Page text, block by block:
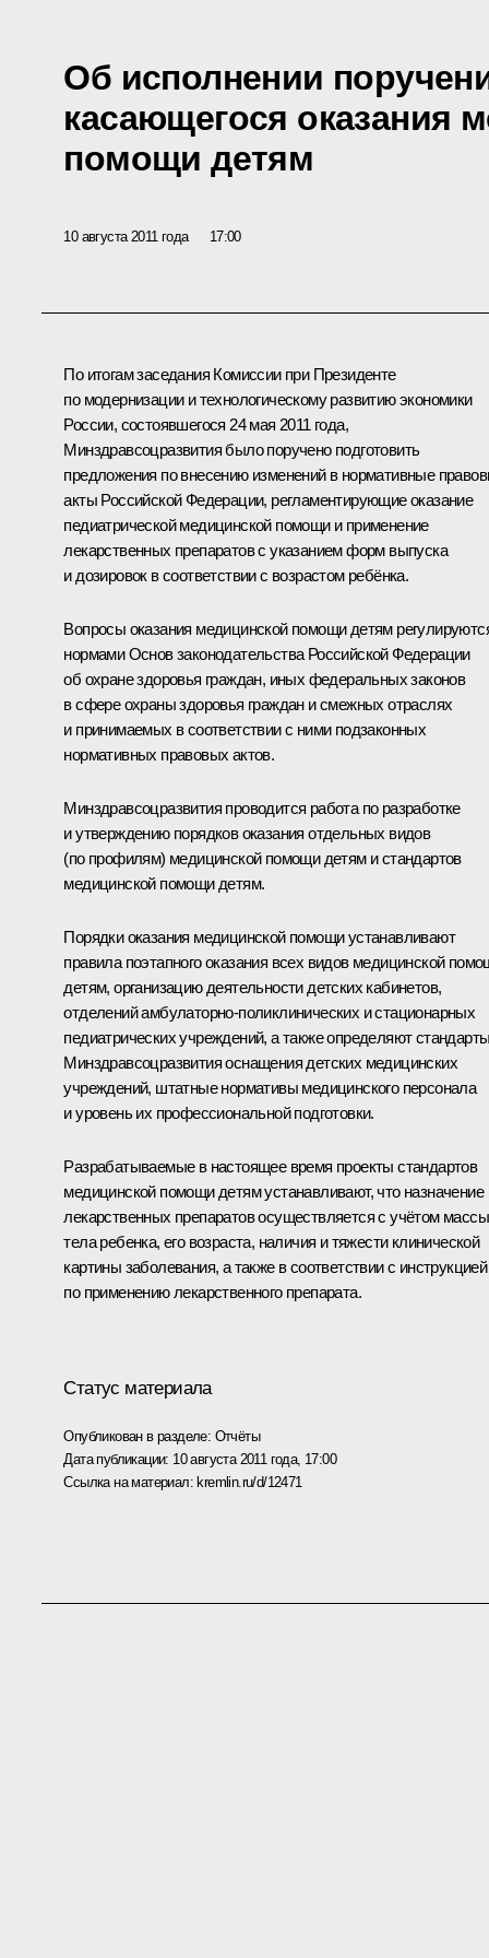
Об исполнении
касающегося оказания
помощи детям
10 августа 2011 года 17:00
По итогамзаседания Комиссии при Президенте
по модернизации и технологическому развитию экономики
России, состоявшегося 24 мая 2011 года,
Минздравсоцразвития было поручено подготовить
предложения по внесению изменений в нормативные
акты Российской Федерации, регламентирующие оказание
педиатрической медицинской помощи и применение
лекарственных препаратов с указанием форм выпуска
и дозировок в соответствии с возрастом ребёнка.
Вопросы оказания медицинской помощи детям
нормами Основ законодательства Российской Федерации
об охране здоровья граждан, иных федеральных законов
в сфере охраны здоровья граждан и смежных отраслях
и принимаемых в соответствии с ними подзаконных
нормативных правовых актов.
Минздравсоцразвития проводится работа по разработке
и утверждению порядков оказания отдельных видов
(по профилям) медицинской помощи детям и стандартов
медицинской помощи детям.
Порядки оказания медицинской помощи устанавливают
правила поэтапного оказания всех видов медицинской
детям, организацию деятельности детских кабинетов,
отделений амбулаторно-поликлинических и стационарных
педиатрических учреждений, а также определяют
Минздравсоцразвития оснащения детских медицинских
учреждений, штатные нормативы медицинского персонала
и уровень их профессиональной подготовки.
Разрабатываемые в настоящее время проекты стандартов
медицинской помощи детям устанавливают, что назначение
лекарственных препаратов осуществляется с учётом массы
тела ребенка, его возраста, наличия и тяжести клинической
картины заболевания, а также в соответствии с инструкцией
по применению лекарственного препарата.
Статус материала
Опубликован в разделе: Отчёты
Дата публикации: 10 августа 2011 года, 17:00
Ссылка на материал:kremlin.ru/d/12471